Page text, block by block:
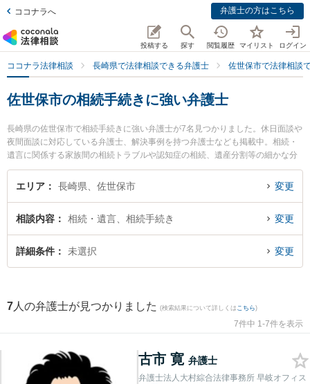
ココナラへ 弁護士の方はこちら
投稿する 探す 閲覧履歴 マイリスト ログイン
ココナラ法律相談 長崎県で法律相談できる弁護士 佐世保市で法律相談
佐世保市の相続手続きに強い弁護士
長崎県の佐世保市で相続手続きに強い弁護士が7名見つかりました。休日面談や
夜間面談に対応している弁護士、解決事例を持つ弁護士なども掲載中。相続・
遺言に関係する家族間の相続トラブルや認知症の相続、遺産分割等の細かな分
野での絞り込み検索もでき便利です。特に弁護士法人大村綜合法律事務所 早岐
オフィスの古市 寛弁護士や竹口・堀法律事務所の竹口 将太弁護士、竹口・堀法
すぐに弁護士に相談したい』『相続手続きのトラブル解決の実績豊富な近くの
弁護士を検索したい』『初回相談無料で相続手続きを法律相談できる佐世保市
内の弁護士に相談予約したい』などでお困りの相談者さんにおすすめです。
エリア 長崎県、佐世保市 変更
相談内容 相続・遺言、相続手続き 変更
詳細条件 未選択 変更
7 人の弁護士が見つかりました (検索結果について詳しくは こちら)
7件中 1-7件を表示
古市 寛 弁護士
弁護士法人大村綜合法律事務所 早岐オフィス